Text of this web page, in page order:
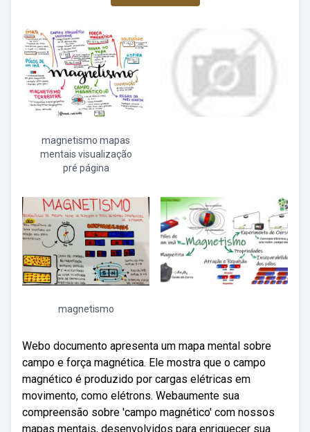
magnetismo mapas
mentais visualização
pré página
magnetismo
Webo documento apresenta um mapa mental sobre
campo e força magnética. Ele mostra que o campo
magnético é produzido por cargas elétricas em
movimento, como elétrons. Webaumente sua
compreensão sobre 'campo magnético' com nossos
mapas mentais, desenvolvidos para enriquecer sua